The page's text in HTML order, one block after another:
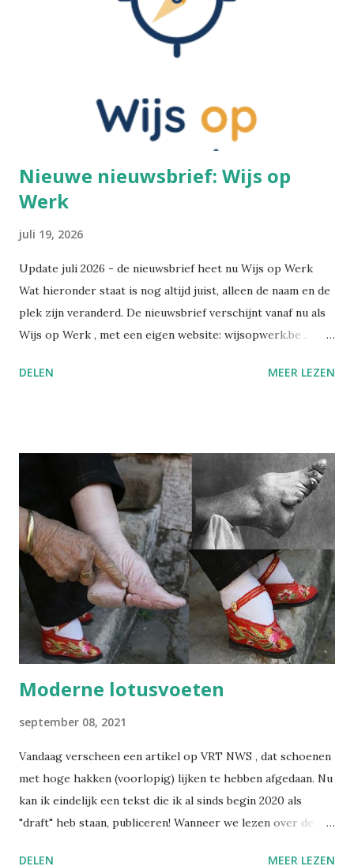
Nieuwe nieuwsbrief: Wijs op
Werk
juli 19, 2026
Update juli 2026 - de nieuwsbrief heet nu Wijs op Werk
Wat hieronder staat is nog altijd juist, alleen de naam en de
plek zijn veranderd. De nieuwsbrief verschijnt vanaf nu als
Wijs op Werk , met een eigen website: wijsopwerk.be .
gaat: welzijn, preventie, verzuim- en re-integratiebeleid,
voortaan op wijsopwerk.be . Inschrijven kan daar
rechtstreeks: wijsopwerk.be/nieuwsbrief . -- Juli 2025
Sinds kort heb ik op LinkedIn een nieuwsbrief gelanceerd:
Wegwijs in welzijn. Daarin bundel ik wekelijks de artikels
die ik publiceer over welzijn, preventie en
arbeidsgezondheid. De reden? Er verschijnt zoveel
informatie, wetswijzigingen en opinies dat het soms
moeilijk is om het overzicht te bewaren. Met deze
nieuwsbrief wil ik alles bundelen en gestructureerd ...
DELEN MEER LEZEN
Moderne lotusvoeten
september 08, 2021
Vandaag verscheen een artikel op VRT NWS , dat schoenen
met hoge hakken (voorlopig) lijken te hebben afgedaan. Nu
kan ik eindelijk een tekst die ik al sinds begin 2020 als
"draft" heb staan, publiceren! Wanneer we lezen over de
DELEN MEER LEZEN